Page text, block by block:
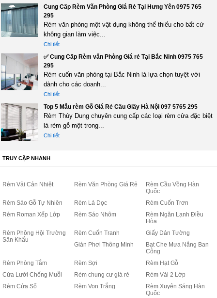
Cung Cấp Rèm Văn Phòng Giá Rẻ Tại Hưng Yên 0975 765
295
Rèm văn phòng một vật dụng không thể thiếu cho bất cứ
không gian làm việc...
Chi tiết
✅ Cung Cấp Rèm văn Phòng Giá rẻ Tại Bắc Ninh 0975 765
295
Rèm cuốn văn phòng tại Bắc Ninh là lựa chọn tuyệt vời
dành cho các doanh...
Chi tiết
Top 5 Mẫu rèm Gỗ Giá Rẻ Cầu Giấy Hà Nội 097 5765 295
Rèm Thùy Dung chuyên cung cấp các loại rèm cửa đặc biệt
là rèm gỗ một trong...
Chi tiết
TRUY CẬP NHANH
Rèm Vải Cản Nhiệt Rèm Văn Phòng Giá Rẻ
Rèm Cầu Vồng Hàn
Quốc
Rèm Sáo Gỗ Tự Nhiên
Rèm Lá Dọc
Rèm Cuốn Trơn
Rèm Roman Xếp Lớp
Rèm Sáo Nhôm
Rèm Ngăn Lạnh Điều
Hòa
Rèm Phông Hội Trường
Sân Khấu
Rèm Cuốn Tranh
Giấy Dán Tường
Giàn Phơi Thông Minh
Bạt Che Mưa Nắng Ban
Công
Rèm Phòng Tắm
Rèm Sợi
Rèm Hạt Gỗ
Cửa Lưới Chống Muỗi
Rèm chung cư giá rẻ
Rèm Vải 2 Lớp
Rèm Cửa Sổ
Rèm Von Trắng
Rèm Xuyên Sáng Hàn
Quốc